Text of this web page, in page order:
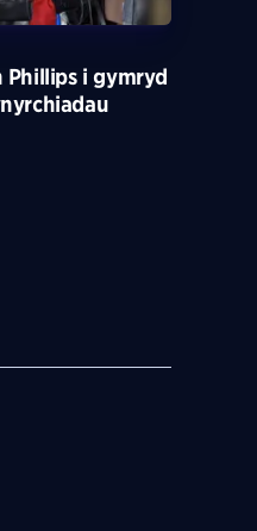
Phillips i gymryd